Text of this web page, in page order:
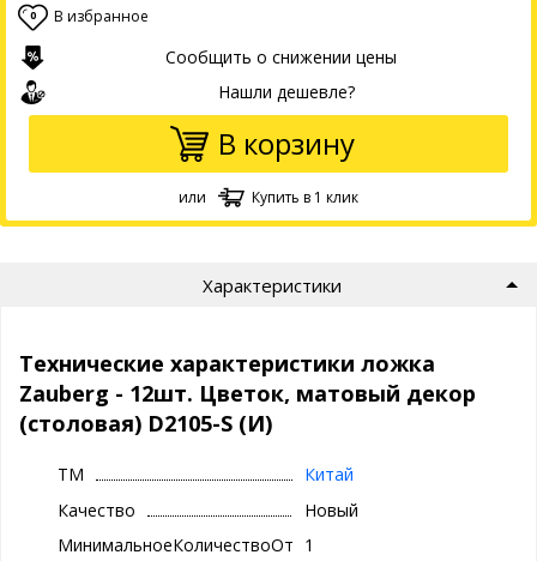
0 В избранное
Сообщить о снижении цены
Нашли дешевле?
В корзину
или Купить в 1 клик
Характеристики
Технические характеристики ложка
Zauberg - 12шт. Цветок, матовый декор
(столовая) D2105-S (И)
ТМ
Китай
Качество
Новый
МинимальноеКоличествоОтгрузки
1